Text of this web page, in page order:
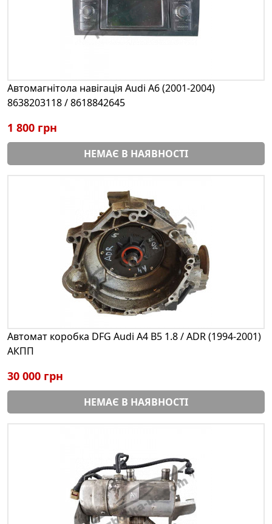
Автомагнітола навігація Audi A6 (2001-2004)
8638203118 / 8618842645
1 800 грн
НЕМАЄ В НАЯВНОСТІ
Автомат коробка DFG Audi A4 B5 1.8 / ADR (1994-2001)
АКПП
30 000 грн
НЕМАЄ В НАЯВНОСТІ